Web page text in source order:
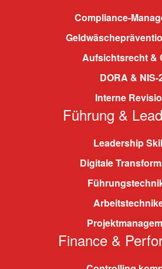
Compliance-
Aufsichtsrecht &
DORA & NIS-
Interne
Führung &
Leadership
Digitale
Finance &